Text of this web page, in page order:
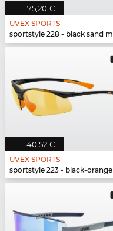
75,20 €
UVEX SPORTS
sportstyle 228 - black sand mat
40,52 €
UVEX SPORTS
sportstyle 223 - black-orange